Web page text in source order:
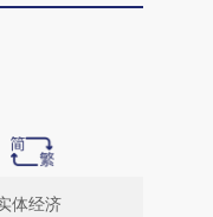
体经济